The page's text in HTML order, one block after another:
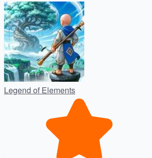
Legend of Elements